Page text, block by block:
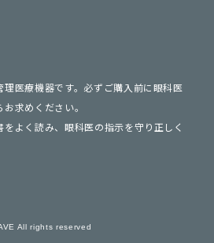
医療機器です。必ずご購入前に眼科医
求めください。
よく読み、眼科医の指示を守り正しく
All rights reserved